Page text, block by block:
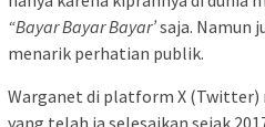
“Bayar Bayar Bayar’saja. Namun
menarik perhatian publik.
Warganet di platform X (Twitter)